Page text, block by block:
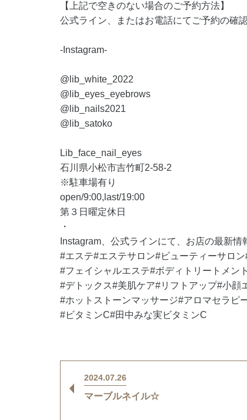
【上記で空きのない場合のご予約方法】
公式ライン、またはお電話にてご予約の確
-Instagram-
@lib_white_2022
@lib_eyes_eyebrows
@lib_nails2021
@lib_satoko
Lib_face_nail_eyes
石川県小松市吉竹町2-58-2
※駐車場有り
open/9:00,last/19:00
第３日曜定休日
・
Instagram、公式ラインにて、お店の最新情
#エステ#エステサロン#ビューティーサロ
#フェイシャルエステ#ボディトリートメン
#デトックス#美肌ケア#リフトアップ#小顔
#ホットストーンマッサージ#アロマセラピ
#ビタミンC#田中みな実ビタミンC
2024.07.26
マーブルネイル☆